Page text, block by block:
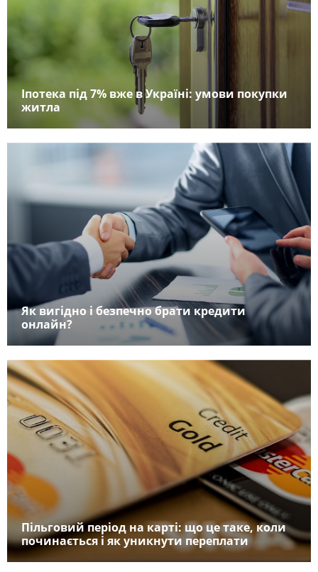
Іпотека під 7% вже в Україні: умови покупки
житла
Як вигідно і безпечно брати кредити
онлайн?
Пільговий період на карті: що це таке, коли
починається і як уникнути переплати